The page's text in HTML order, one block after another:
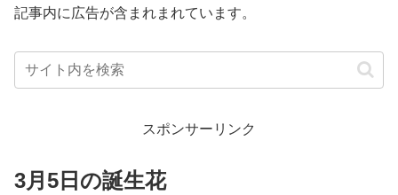
記事内に広告が含まれまれています。
スポンサーリンク
3月5日の誕生花